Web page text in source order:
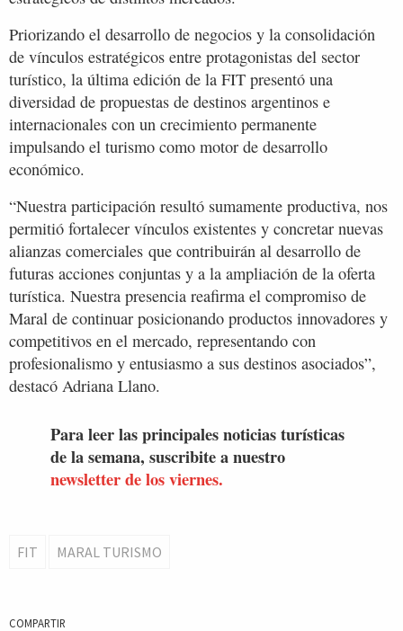
Priorizando el desarrollo de negocios y la consolidación
de vínculos estratégicos entre protagonistas del sector
turístico, la última edición de la FIT presentó una
diversidad de propuestas de destinos argentinos e
internacionales con un crecimiento permanente
impulsando el turismo como motor de desarrollo
económico.
“Nuestra participación resultó sumamente productiva, nos
permitió fortalecer vínculos existentes y concretar nuevas
alianzas comerciales que contribuirán al desarrollo de
futuras acciones conjuntas y a la ampliación de la oferta
turística. Nuestra presencia reafirma el compromiso de
Maral de continuar posicionando productos innovadores y
competitivos en el mercado, representando con
profesionalismo y entusiasmo a sus destinos asociados”,
destacó Adriana Llano.
Para leer las principales noticias turísticas
de la semana, suscribite a nuestro
newsletter de los viernes.
FIT MARAL TURISMO
COMPARTIR